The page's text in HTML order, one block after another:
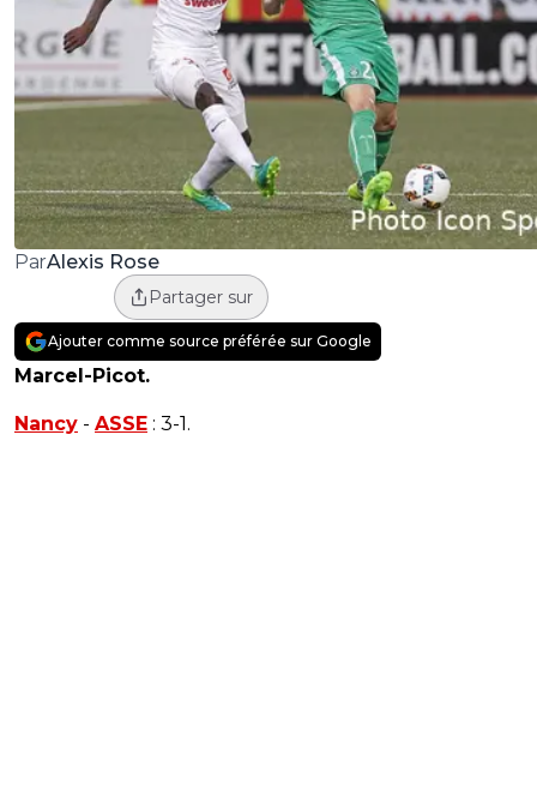
ParAlexis Rose
Partager sur
Ajouter comme source préférée sur Google
Marcel-Picot.
Nancy - ASSE : 3-1.